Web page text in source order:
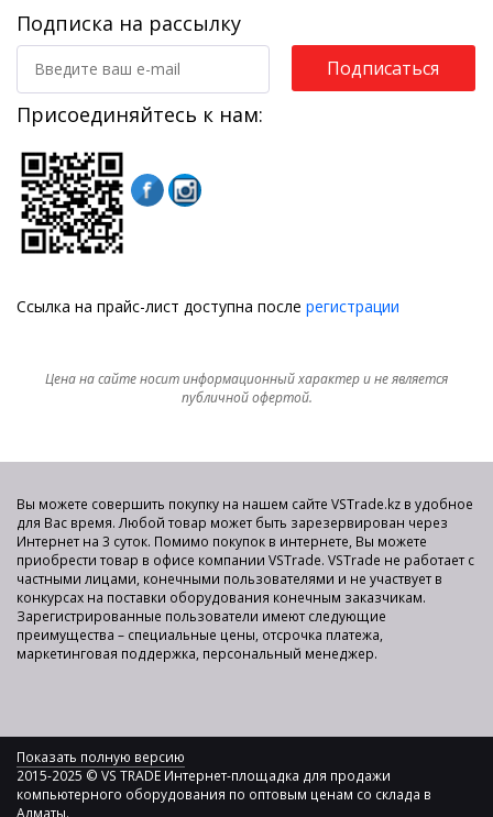
Подписка на рассылку
Подписаться
Присоединяйтесь к нам:
Ссылка на прайс-лист доступна после регистрации
Цена на сайте носит информационный характер и не является
публичной офертой.
Вы можете совершить покупку на нашем сайте VSTrade.kz в удобное
для Вас время. Любой товар может быть зарезервирован через
Интернет на 3 суток. Помимо покупок в интернете, Вы можете
приобрести товар в офисе компании VSTrade. VSTrade не работает с
частными лицами, конечными пользователями и не участвует в
конкурсах на поставки оборудования конечным заказчикам.
Зарегистрированные пользователи имеют следующие
преимущества – специальные цены, отсрочка платежа,
маркетинговая поддержка, персональный менеджер.
Показать полную версию
2015-2025 © VS TRADE Интернет-площадка для продажи
компьютерного оборудования по оптовым ценам со склада в
Алматы.